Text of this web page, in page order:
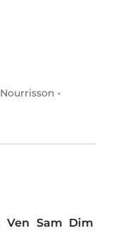
Nourrisson •
Ven Sam Dim